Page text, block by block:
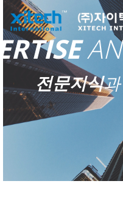
전문지식과
ITECH
최초의 목판인쇄술
최고의 인쇄기술을
TECHNOLOGY의 합성
기본을 철저히 지키
지향하는
(주)자이텍인터내셔널
Wish your
고객의
성공을
기원합니